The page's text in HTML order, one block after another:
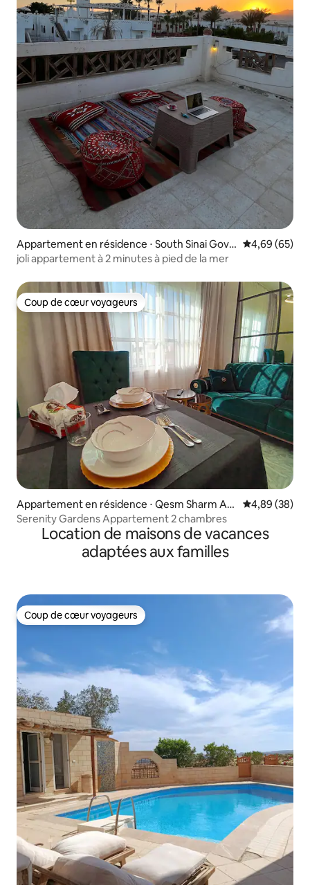
Appartement en résidence ⋅ South Sinai Gove
rnorate
Évaluation
4,69 (65)
joli appartement à 2 minutes à pied de la mer
Coup de cœur voyageurs
Coup de cœur voyageurs
Appartement en résidence ⋅ Qesm Sharm As
h Sheikh
Évaluation
4,89 (38)
Serenity Gardens Appartement 2 chambres
Location de maisons de vacances
adaptées aux familles
Coup de cœur voyageurs
Coup de cœur voyageurs